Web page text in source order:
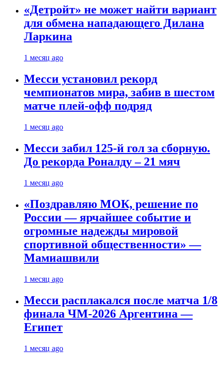
«Детройт» не может найти вариант
для обмена нападающего Дилана
Ларкина
1 месяц ago
Месси установил рекорд
чемпионатов мира, забив в шестом
матче плей‑офф подряд
1 месяц ago
Месси забил 125-й гол за сборную.
До рекорда Роналду – 21 мяч
1 месяц ago
«Поздравляю МОК, решение по
России — ярчайшее событие и
огромные надежды мировой
спортивной общественности» —
Мамиашвили
1 месяц ago
Месси расплакался после матча 1/8
финала ЧМ-2026 Аргентина —
Египет
1 месяц ago